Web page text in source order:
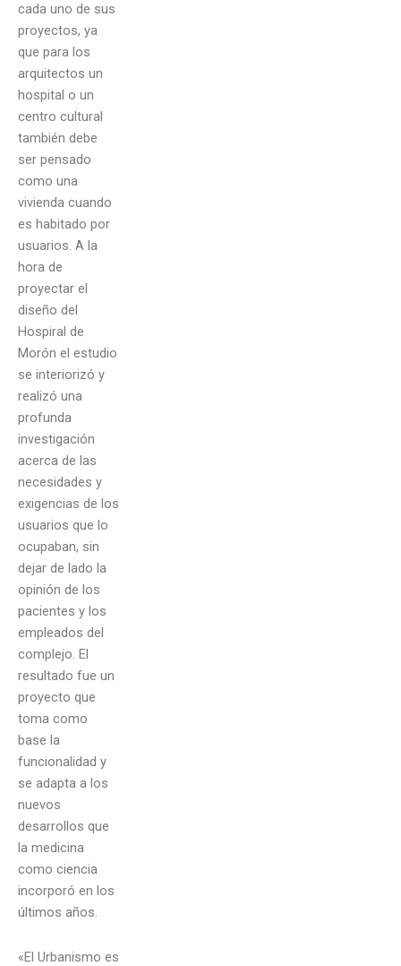
cada uno de sus
proyectos, ya
que para los
arquitectos un
hospital o un
centro cultural
también debe
ser pensado
como una
vivienda cuando
es habitado por
usuarios. A la
hora de
proyectar el
diseño del
Hospiral de
Morón el estudio
se interiorizó y
realizó una
profunda
investigación
acerca de las
necesidades y
exigencias de los
usuarios que lo
ocupaban, sin
dejar de lado la
opinión de los
pacientes y los
empleados del
complejo. El
resultado fue un
proyecto que
toma como
base la
funcionalidad y
se adapta a los
nuevos
desarrollos que
la medicina
como ciencia
incorporó en los
últimos años.
«El Urbanismo es